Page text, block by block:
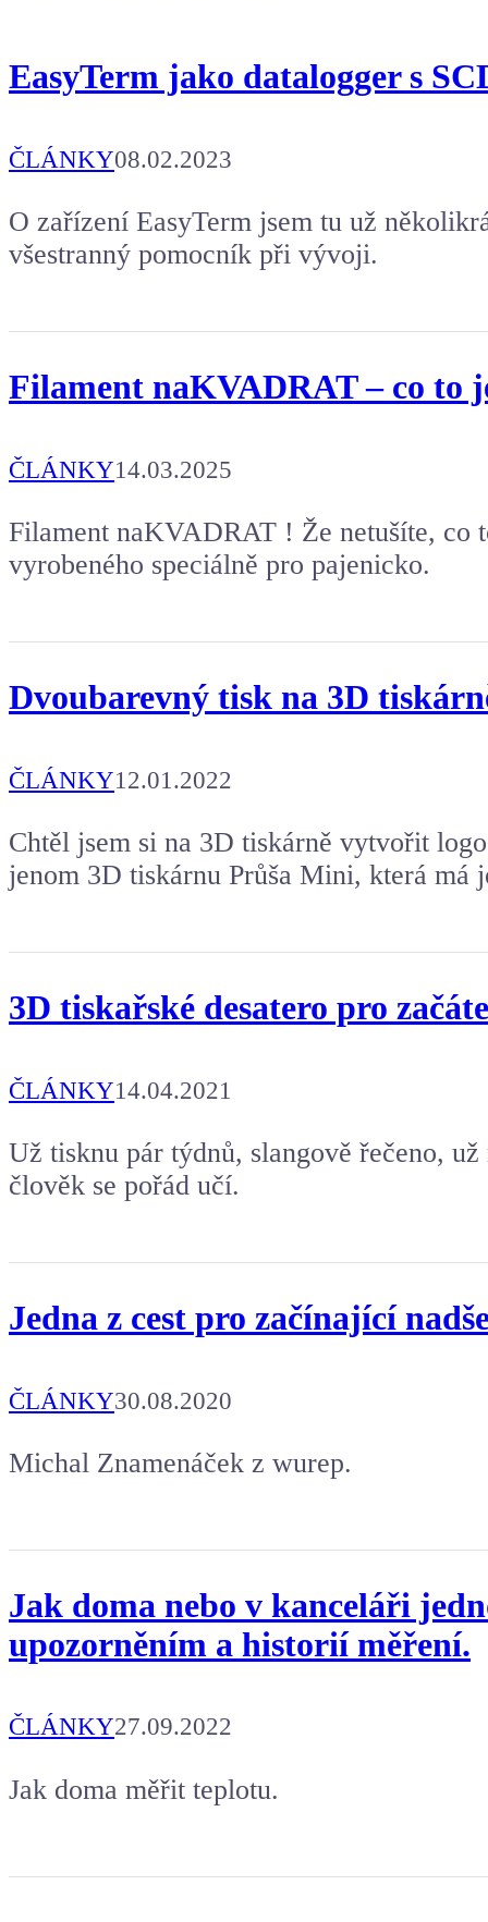
Kafe pro Chiptrona
Aby mohl napsat další článek.
EasyTerm jako datalogger s
ČLÁNKY08.02.2023
O zařízení EasyTerm jsem tu už
všestranný pomocník při vývoji.
Filament naKVADRAT – co to
ČLÁNKY14.03.2025
Filament naKVADRAT ! Že netušíte, co
vyrobeného speciálně pro pajenicko.
Dvoubarevný tisk na 3D
ČLÁNKY12.01.2022
Chtěl jsem si na 3D tiskárně vytvořit
jenom 3D tiskárnu Průša Mini, která má
3D tiskařské desatero pro
ČLÁNKY14.04.2021
Už tisknu pár týdnů, slangově řečeno,
člověk se pořád učí.
Jedna z cest pro začínající
ČLÁNKY30.08.2020
Michal Znamenáček z wurep.
Jak doma nebo v kanceláři
upozorněním a historií měření.
ČLÁNKY27.09.2022
Jak doma měřit teplotu.